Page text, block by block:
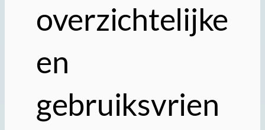
overzichtelijke
en
gebruiksvrien